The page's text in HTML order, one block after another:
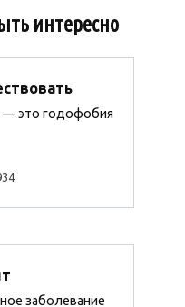
интересно
— это годофобия
заболевание